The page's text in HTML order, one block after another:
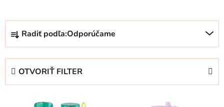
R
d
Radiť podľa:Odporúčame
OTVORIŤ FILTER